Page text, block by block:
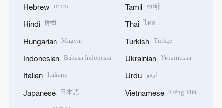
Hebrew עברית
Hindi हिन्दी
Hungarian Magyar
Indonesian Bahasa Indonesia
Italian Italiano
Japanese 日本語
Tamil தமிழ்
Thai ไทย
Turkish Türkçe
Ukrainian Українська
Urdu اردو
Vietnamese Tiếng Việt